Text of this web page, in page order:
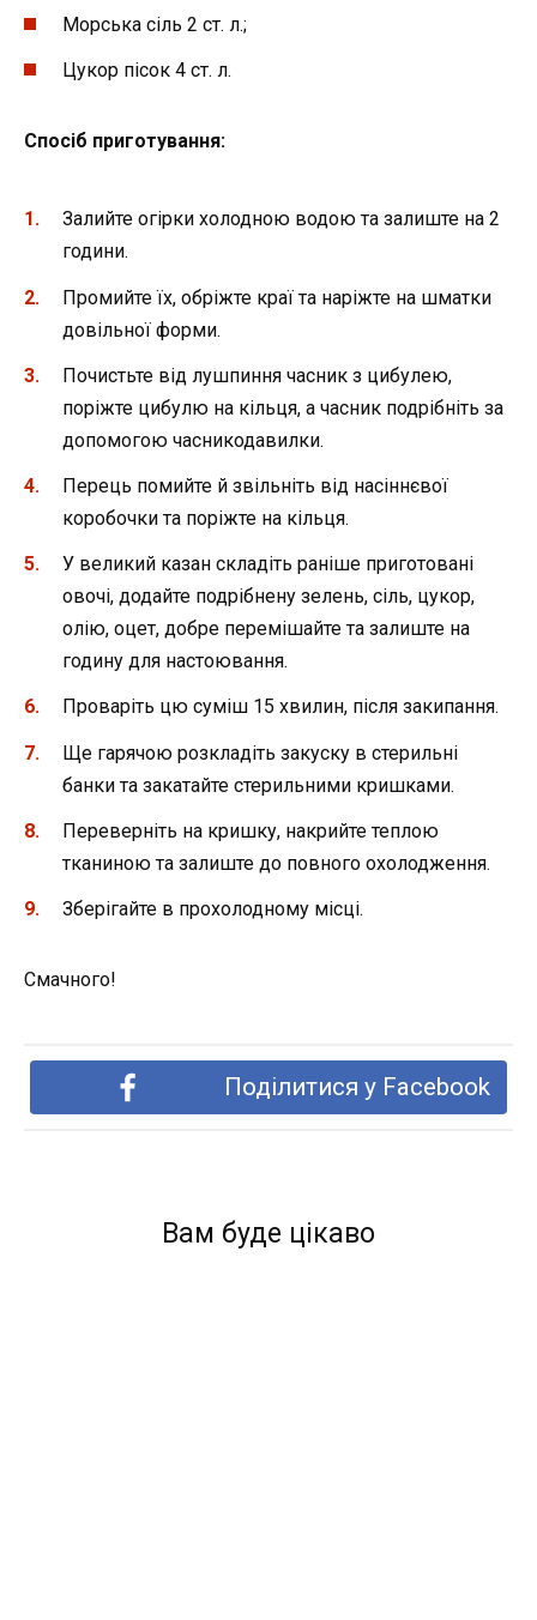
Морська сіль 2 ст. л.;
Цукор пісок 4 ст. л.
Спосіб приготування:
Залийте огірки холодною водою та залиште на 2
години.
Промийте їх, обріжте краї та наріжте на шматки
довільної форми.
Почистьте від лушпиння часник з цибулею,
поріжте цибулю на кільця, а часник подрібніть за
допомогою часникодавилки.
Перець помийте й звільніть від насіннєвої
коробочки та поріжте на кільця.
У великий казан складіть раніше приготовані
овочі, додайте подрібнену зелень, сіль, цукор,
олію, оцет, добре перемішайте та залиште на
годину для настоювання.
Проваріть цю суміш 15 хвилин, після закипання.
Ще гарячою розкладіть закуску в стерильні
банки та закатайте стерильними кришками.
Переверніть на кришку, накрийте теплою
тканиною та залиште до повного охолодження.
Зберігайте в прохолодному місці.
Смачного!
Поділитися у Facebook
Вам буде цікаво